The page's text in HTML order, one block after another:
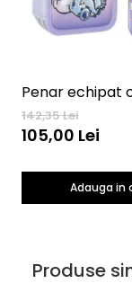
142,35 Lei
105,00 Lei
Adauga in
Produse